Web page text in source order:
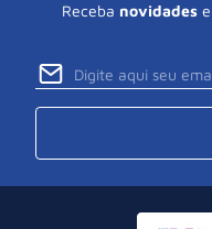
Receba novidades e